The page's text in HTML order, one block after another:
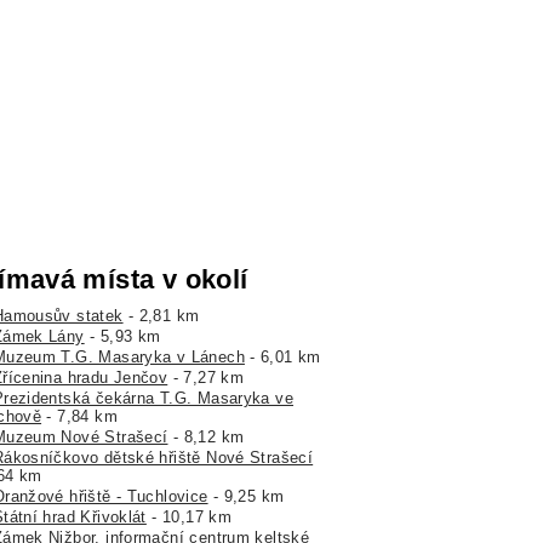
místa v okolí
statek - 2,81 km
Lány - 5,93 km
T.G. Masaryka v Lánech- 6,01 km
hradu Jenčov - 7,27 km
čekárna T.G. Masaryka ve
- 7,84 km
Nové Strašecí - 8,12 km
dětské hřiště Nové Strašecí
km
hřiště - Tuchlovice - 9,25 km
hrad Křivoklát - 10,17 km
Nižbor, informační centrum keltské